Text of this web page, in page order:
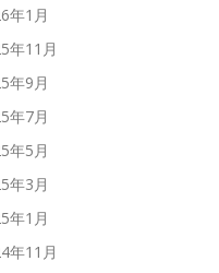
年1月
年11月
年9月
年7月
年5月
年3月
年1月
年11月